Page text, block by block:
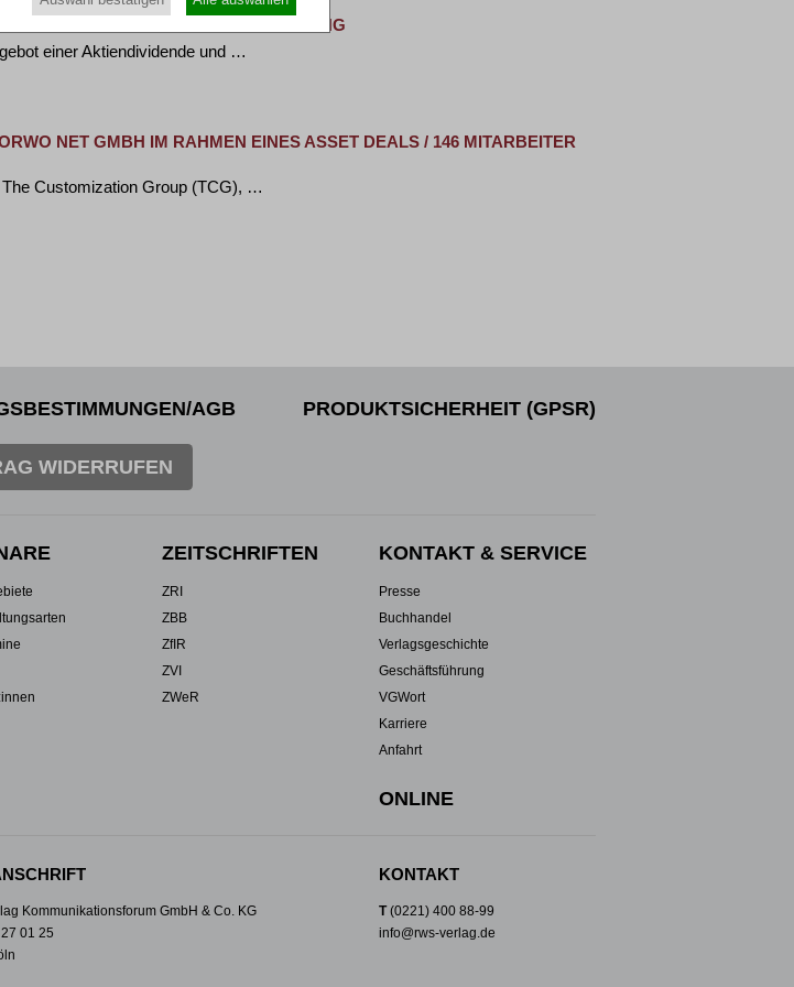
UND HAUPTVERSAMMLUNG
einer Aktiendividende und …
NET GMBH IM RAHMEN EINES ASSET DEALS / 146 MITARBEITER
Customization Group (TCG), …
AGB PRODUKTSICHERHEIT (GPSR)
WIDERRUFEN
ZEITSCHRIFTEN
ZRI
ZBB
ZfIR
ZVI
ZWeR
KONTAKT & SERVICE
Presse
Buchhandel
Verlagsgeschichte
Geschäftsführung
VGWort
Karriere
Anfahrt
ONLINE
Kommunikationsforum GmbH & Co. KG
01 25
KONTAKT
T(0221) 400 88-99
info@rws-verlag.de